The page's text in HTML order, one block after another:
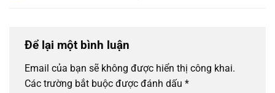
Để lại một bình luận
Email của bạn sẽ không được hiển thị công khai.
Các trường bắt buộc được đánh dấu *